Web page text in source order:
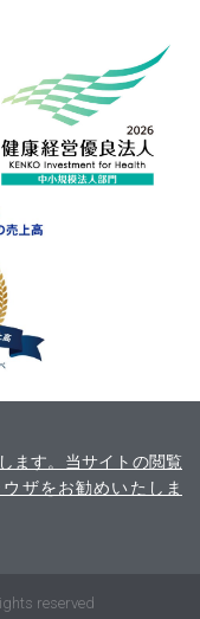
ます。当サイトの閲覧
ザをお勧めいたしま
reserved